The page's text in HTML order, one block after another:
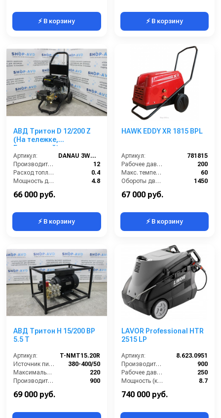
⚡ В корзину ⚡ В корзину
АВД Тритон D 12/200 Z
(На тележке,
Бензиновый)
Артикул:
DANAU 3WZ-1506
Производительность (л/мин):
12
Расход топлива (л/ч):
0.4
Мощность двигателя (кВт):
4.8
66 000 руб.
⚡ В корзину
HAWK EDDY XR 1815 BPL
Артикул:
781815
Рабочее давление (бар):
200
Макс. температура воды на входе (°C):
60
Обороты двигателя (об/мин):
1450
67 000 руб.
⚡ В корзину
АВД Тритон H 15/200 BP
5.5 T
Артикул:
T-NMT15.20R
Источник питания (~/В/Гц):
380-400/50
Максимальное давление (бар):
220
Производительность (л/ч):
900
Размеры (ДхШхВ):
69 000 руб.
LAVOR Professional HTR
2515 LP
Артикул:
8.623.0951
Производительность (л/ч):
900
Рабочее давление (бар):
250
Мощность (кВт):
8.7
740 000 руб.